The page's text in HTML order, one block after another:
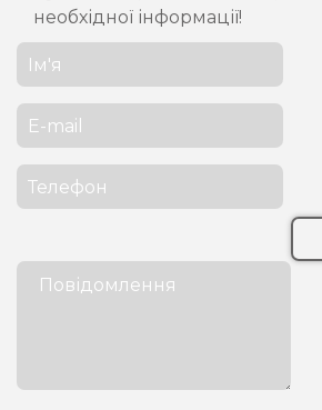
необхідної інформації!